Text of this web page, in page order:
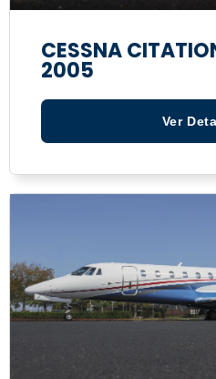
CESSNA
2005
Ver